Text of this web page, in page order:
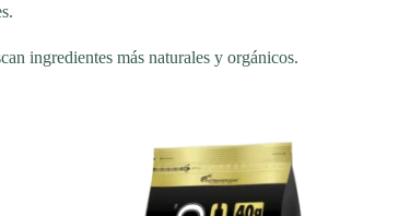
ingredientes más naturales y orgánicos.